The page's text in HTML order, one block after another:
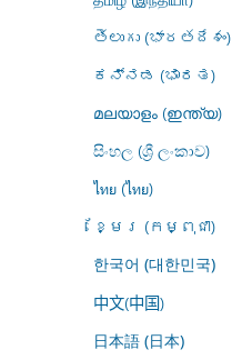
తెలుగు (భారతదేశం)
ಕನ್ನಡ (ಭಾರತ)
മലയാളം (ഇന്ത്യ)
සිංහල (ශ්‍රී ලංකාව)
ไทย (ไทย)
ខ្មែរ (កម្ពុជា)
한국어 (대한민국)
中文(中国)
日本語 (日本)